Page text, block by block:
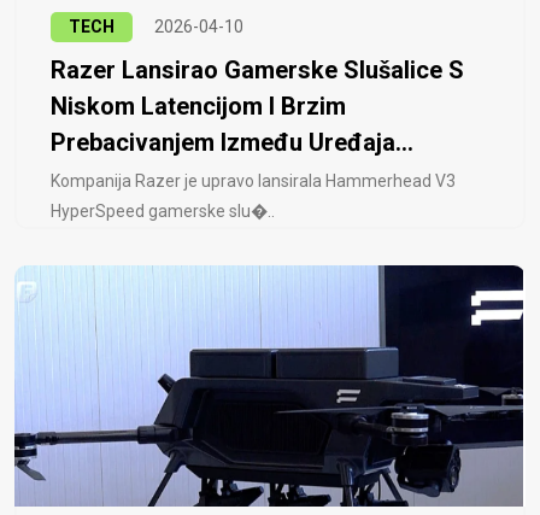
TECH 2026-04-10
Razer Lansirao Gamerske Slušalice S
Niskom Latencijom I Brzim
Prebacivanjem Između Uređaja...
Kompanija Razer je upravo lansirala Hammerhead V3
HyperSpeed ​​gamerske slu�..